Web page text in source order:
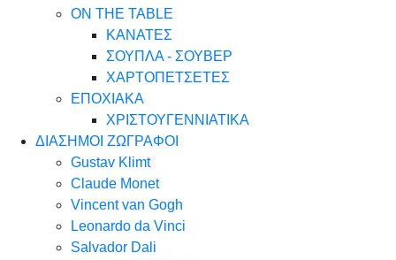
ON THE TABLE
ΚΑΝΑΤΕΣ
ΣΟΥΠΛΑ - ΣΟΥΒΕΡ
ΧΑΡΤΟΠΕΤΣΕΤΕΣ
ΕΠΟΧΙΑΚΑ
ΧΡΙΣΤΟΥΓΕΝΝΙΑΤΙΚΑ
ΔΙΑΣΗΜΟΙ ΖΩΓΡΑΦΟΙ
Gustav Klimt
Claude Monet
Vincent van Gogh
Leonardo da Vinci
Salvador Dali